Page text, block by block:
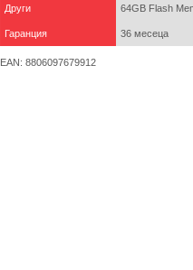
Други 64GB Flash
Гаранция 36 месеца
EAN: 8806097679912